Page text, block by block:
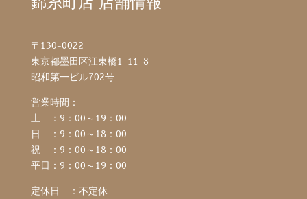
〒130-0022
東京都墨田区江東橋1-11-8
昭和第一ビル702号
営業時間：
土 ：9：00～19：00
日 ：9：00～18：00
祝 ：9：00～18：00
平日：9：00～19：00
定休日 ：不定休